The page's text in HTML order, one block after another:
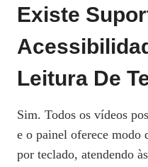
Existe
Leitura De
Sim. Todos os vídeos
e o painel oferece modo
por teclado, atendendo